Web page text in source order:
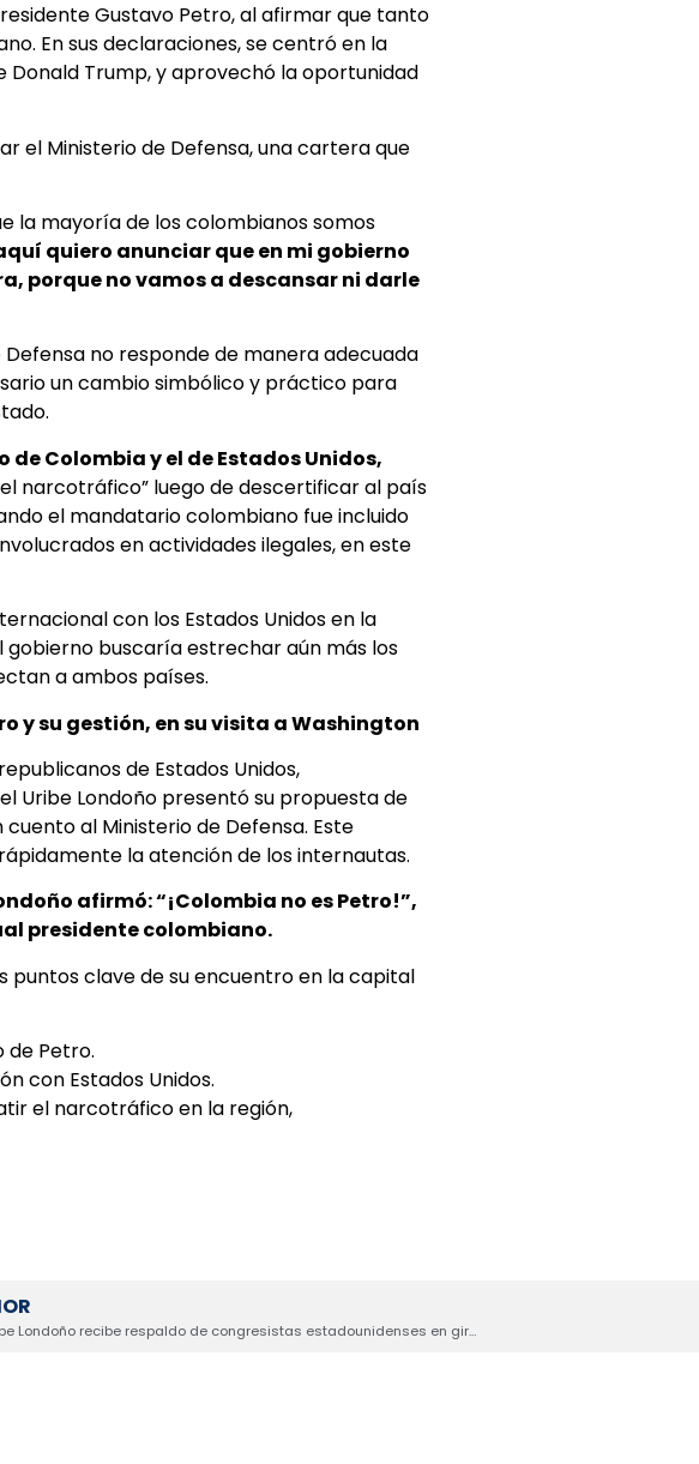
Gustavo Petro, al afirmar que tanto
En sus declaraciones, se centró en la
Donald Trump, y aprovechó la oportunidad
el Ministerio de Defensa, una cartera que
la mayoría de los colombianos somos
quiero anunciar que en mi gobierno
porque no vamos a descansar ni darle
no responde de manera adecuada
un cambio simbólico y práctico para
Colombia y el de Estados Unidos,
narcotráfico” luego de descertificar al país
el mandatario colombiano fue incluido
en actividades ilegales, en este
con los Estados Unidos en la
buscaría estrechar aún más los
a ambos países.
y su gestión, en su visita a Washington
de Estados Unidos,
Uribe Londoño presentó su propuesta de
al Ministerio de Defensa. Este
la atención de los internautas.
afirmó: “¡Colombia no es Petro!”,
presidente colombiano.
puntos clave de su encuentro en la capital
de Petro.
con Estados Unidos.
el narcotráfico en la región,
Miguel Uribe Londoño recibe respaldo de congresistas estadounidenses en gira por Washington